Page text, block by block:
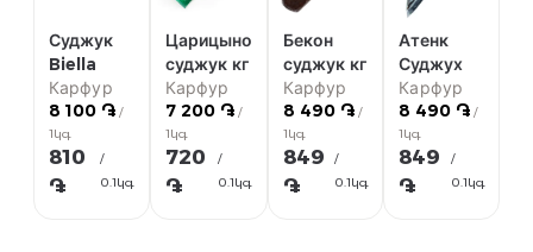
Суджук
Biella
Карфур
8 100 ֏ /
1կգ
810
֏
/
0.1կգ
Царицыно
суджук кг
Карфур
7 200 ֏/
1կգ
720
֏
/
0.1կգ
Бекон
суджук кг
Карфур
8 490 ֏/
1կգ
849
֏
/
0.1կգ
Атенк
Суджух
Карфур
8 490 ֏ /
1կգ
849
֏
/
0.1կգ